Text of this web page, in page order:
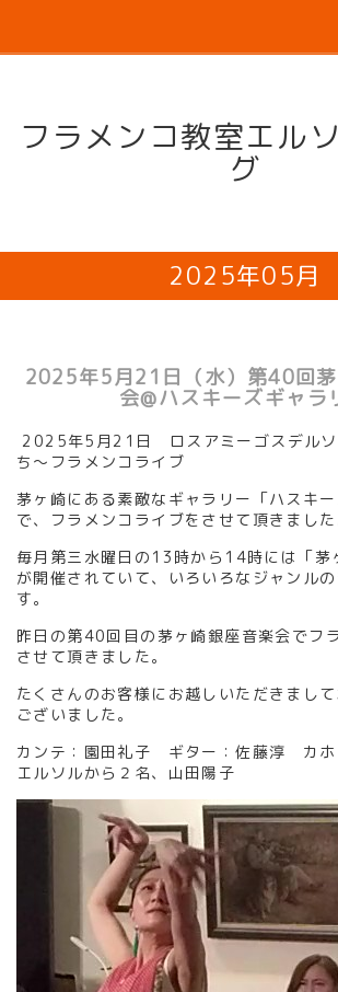
フラメンコ教室エル
グ
2025年05月
2025年5月21日（水）第40回
会@ハスキーズギャラ
2025年5月21日 ロスアミーゴスデル
ち～フラメンコライブ
茅ヶ崎にある素敵なギャラリー「ハスキー
で、フラメンコライブをさせて頂きました
毎月第三水曜日の13時から14時には「茅
が開催されていて、いろいろなジャンル
す。
昨日の第40回目の 茅ヶ崎銀座音楽会でフ
させて頂きました。
たくさんのお客様にお越しいただきまし
ございました。
カンテ：園田礼子 ギター：佐藤淳 カ
エルソルから２名、山田陽子